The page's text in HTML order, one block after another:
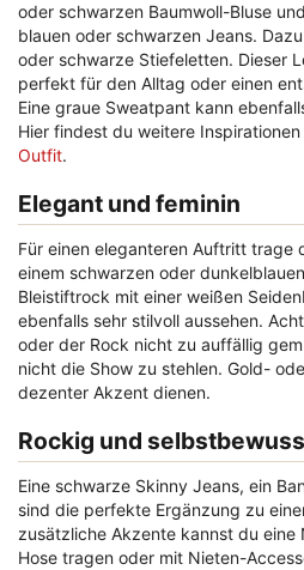
oder schwarzen Baumwoll-Bluse
blauen oder schwarzen Jeans.
oder schwarze Stiefeletten. Dieser
perfekt für den Alltag oder einen
Eine graue Sweatpant kann
Hier findest du weitere
Outfit.
Elegant und feminin
Für einen eleganteren Auftritt trage
einem schwarzen oder
Bleistiftrock mit einer weißen
ebenfalls sehr stilvoll aussehen.
oder der Rock nicht zu auffällig
nicht die Show zu stehlen. Gold-
dezenter Akzent dienen.
Rockig und
Eine schwarze Skinny Jeans, ein
sind die perfekte Ergänzung zu
zusätzliche Akzente kannst du
Hose tragen oder mit Nieten-